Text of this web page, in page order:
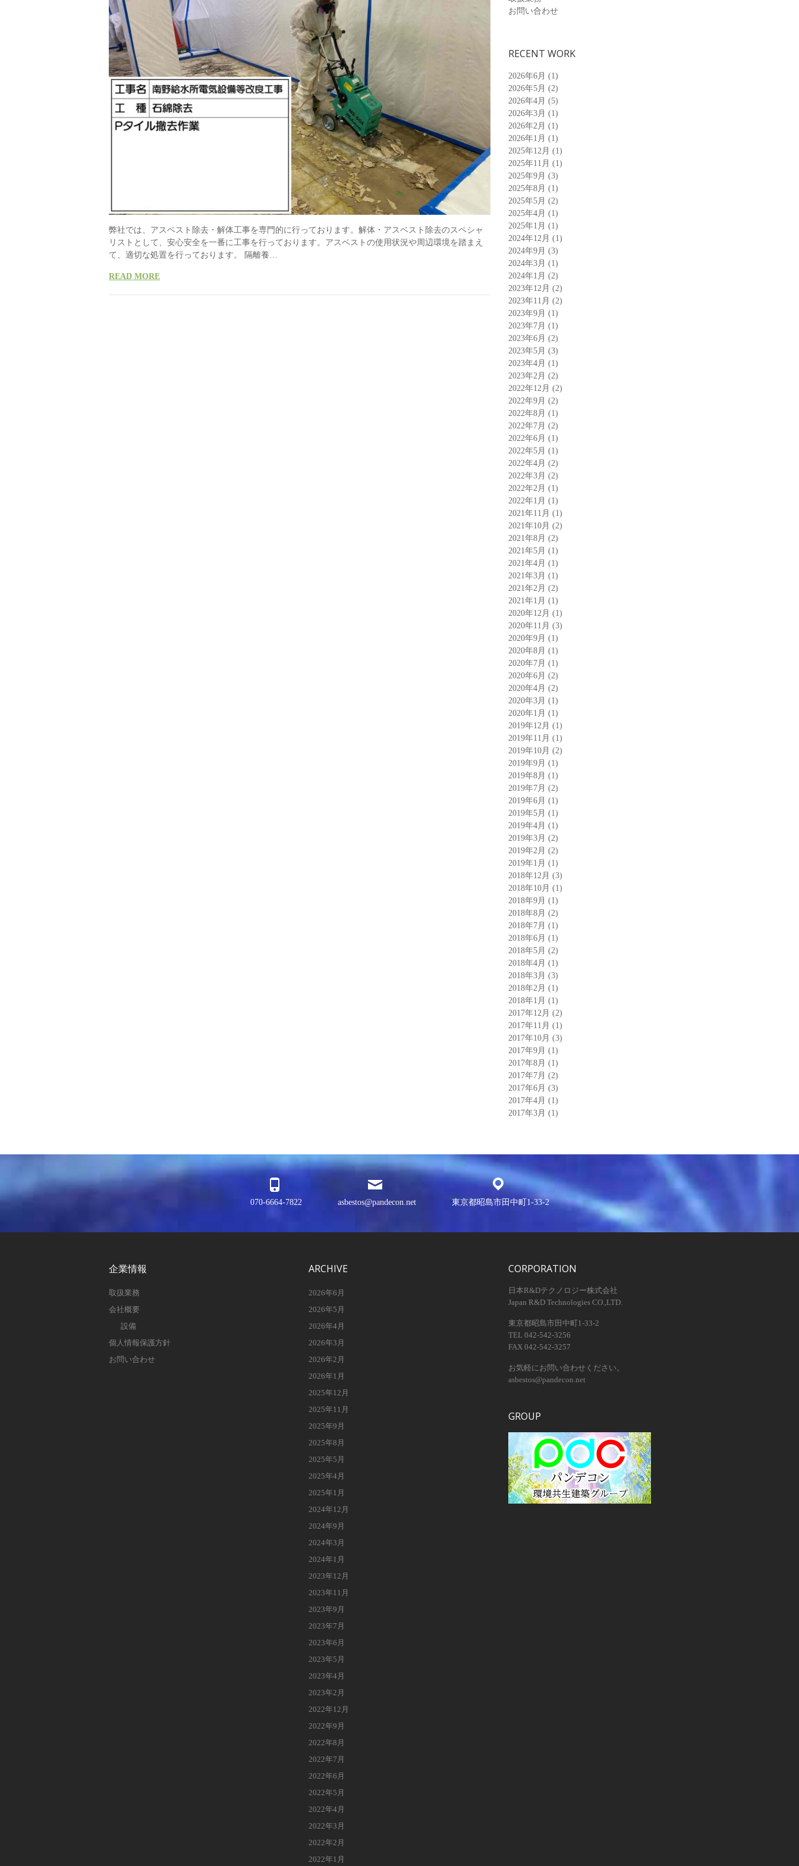
弊社では、アスベスト除去・解体工事を専門的に行っております。解体・アスベスト除去のスペシャ
リストとして、安心安全を一番に工事を行っております。アスベストの使用状況や周辺環境を踏まえ
て、適切な処置を行っております。 隔離養…
READ MORE
お問い合わせ
RECENT WORK
2026年6月 (1)
2026年5月 (2)
2026年4月 (5)
2026年3月 (1)
2026年2月 (1)
2026年1月 (1)
2025年12月 (1)
2025年11月 (1)
2025年9月 (3)
2025年8月 (1)
2025年5月 (2)
2025年4月 (1)
2025年1月 (1)
2024年12月 (1)
2024年9月 (3)
2024年3月 (1)
2024年1月 (2)
2023年12月 (2)
2023年11月 (2)
2023年9月 (1)
2023年7月 (1)
2023年6月 (2)
2023年5月 (3)
2023年4月 (1)
2023年2月 (2)
2022年12月 (2)
2022年9月 (2)
2022年8月 (1)
2022年7月 (2)
2022年6月 (1)
2022年5月 (1)
2022年4月 (2)
2022年3月 (2)
2022年2月 (1)
2022年1月 (1)
2021年11月 (1)
2021年10月 (2)
2021年8月 (2)
2021年5月 (1)
2021年4月 (1)
2021年3月 (1)
2021年2月 (2)
2021年1月 (1)
2020年12月 (1)
2020年11月 (3)
2020年9月 (1)
2020年8月 (1)
2020年7月 (1)
2020年6月 (2)
2020年4月 (2)
2020年3月 (1)
2020年1月 (1)
2019年12月 (1)
2019年11月 (1)
2019年10月 (2)
2019年9月 (1)
2019年8月 (1)
2019年7月 (2)
2019年6月 (1)
2019年5月 (1)
2019年4月 (1)
2019年3月 (2)
2019年2月 (2)
2019年1月 (1)
2018年12月 (3)
2018年10月 (1)
2018年9月 (1)
2018年8月 (2)
2018年7月 (1)
2018年6月 (1)
2018年5月 (2)
2018年4月 (1)
2018年3月 (3)
2018年2月 (1)
2018年1月 (1)
2017年12月 (2)
2017年11月 (1)
2017年10月 (3)
2017年9月 (1)
2017年8月 (1)
2017年7月 (2)
2017年6月 (3)
2017年4月 (1)
2017年3月 (1)
070-6664-7822 asbestos@pandecon.net 東京都昭島市田中町1-33-2
企業情報
取扱業務
会社概要
設備
個人情報保護方針
お問い合わせ
ARCHIVE
2026年6月
2026年5月
2026年4月
2026年3月
2026年2月
2026年1月
2025年12月
2025年11月
2025年9月
2025年8月
2025年5月
2025年4月
2025年1月
2024年12月
2024年9月
2024年3月
2024年1月
2023年12月
2023年11月
2023年9月
2023年7月
2023年6月
2023年5月
2023年4月
2023年2月
2022年12月
2022年9月
2022年8月
2022年7月
2022年6月
2022年5月
2022年4月
2022年3月
2022年2月
2022年1月
CORPORATION
日本R&Dテクノロジー株式会社
Japan R&D Technologies CO.,LTD.
東京都昭島市田中町1-33-2
TEL 042-542-3256
FAX 042-542-3257
お気軽にお問い合わせください。
asbestos@pandecon.net
GROUP